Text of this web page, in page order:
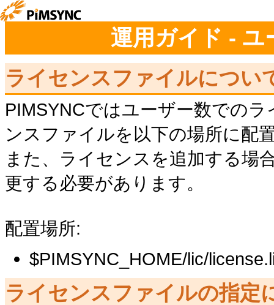
運用ガイド - ユ
ライセンスファイルについ
PIMSYNCではユーザー数での
ンスファイルを以下の場所に配
また、ライセンスを追加する場
更する必要があります。
配置場所:
$PIMSYNC_HOME/lic/
ライセンスファイルの指定